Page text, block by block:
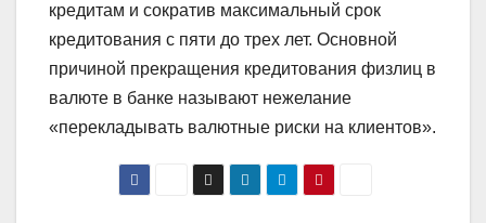
кредитам и сократив максимальный срок
кредитования с пяти до трех лет. Основной
причиной прекращения кредитования физлиц в
валюте в банке называют нежелание
«перекладывать валютные риски на клиентов».